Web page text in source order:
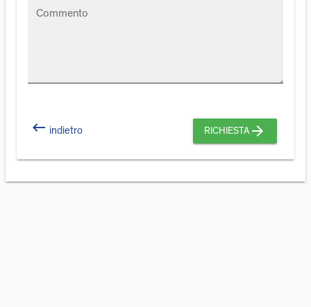
Commento
keyboard_backspace indietro RICHIESTA arrow_forward